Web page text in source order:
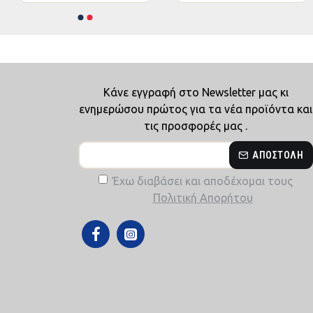
Κάνε εγγραφή στο Newsletter μας κι
ενημερώσου πρώτος για τα νέα προϊόντα και
τις προσφορές μας .
ΑΠΟΣΤΟΛΉ
Έχω διαβάσει και αποδέχομαι τους
Πολιτική Απορήτου